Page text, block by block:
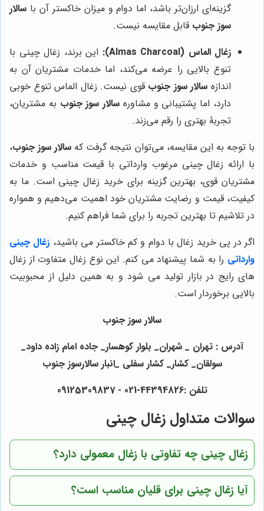
گزینه‌ای ارزان‌تر باشد، اما دوام و میزان خاکستر آن با سالار
سوز جنوب قابل مقایسه نیست.
زغال الماس (Almas Charcoal):
این برند، زغال چینی با
تنوع بالایی را عرضه می‌کند، اما خدمات مشتریان آن به
اندازه سالار سوز جنوب قوی نیست. زغال الماس تنوع خوبی
دارد، اما پشتیبانی و مشاوره سالار سوز جنوب به مشتریان،
تجربۀ بهتری را رقم می‌زند.
با توجه به این مقایسه، می‌توان نتیجه گرفت که سالار سوز جنوب،
با ارائه زغال چینی مرغوب وارداتی با قیمت مناسب و خدمات
مشتریان قوی، بهترین گزینه برای خرید زغال چینی است. ما به
کیفیت، قیمت و رضایت مشتریان خود اهمیت می‌دهیم و همواره
در تلاشیم تا بهترین تجربه را برای شما فراهم کنیم.
اگر در پی خرید زغال با دوام و کم خاکستر می باشید، زغال چینی
وارداتی را به شما پیشنهاد می کنم. این نوع زغال متفاوت از زغال
های رایج در بازار تولید می شود و به همین دلیل از محبوبیت
بالایی برخوردار است.
سالار سوز جنوب
آدرس : تهران _ شهران_ بلوار کوهسار_ جاده امام زاده داود_
سولقان_ کشار_ کشار سفلی _انبار سالارسوز جنوب
تلفن :44394826-021 - 09125309837
سوالات متداول زغال چینی
زغال چینی چه تفاوتی با زغال معمولی دارد؟
آیا زغال چینی برای قلیان مناسب است؟